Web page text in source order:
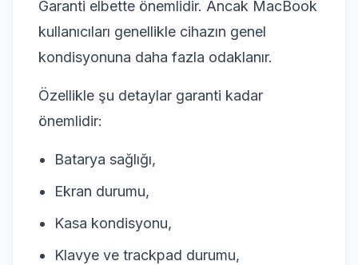
Garanti elbette önemlidir. Ancak MacBook
kullanıcıları genellikle cihazın genel
kondisyonuna daha fazla odaklanır.
Özellikle şu detaylar garanti kadar
önemlidir:
Batarya sağlığı,
Ekran durumu,
Kasa kondisyonu,
Klavye ve trackpad durumu,